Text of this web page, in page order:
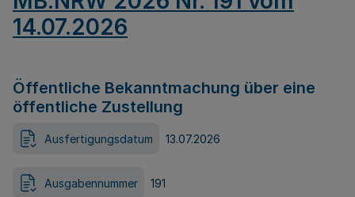
14.07.2026
Öffentliche Bekanntmachung über eine
öffentliche Zustellung
Ausfertigungsdatum 13.07.2026
Ausgabennummer 191